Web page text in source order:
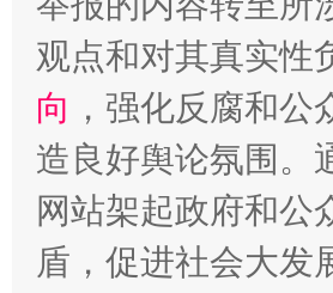
观点和对其真实性
向 ，强化反腐和
造良好舆论氛围。
网站架起政府和公
盾，促进社会大发